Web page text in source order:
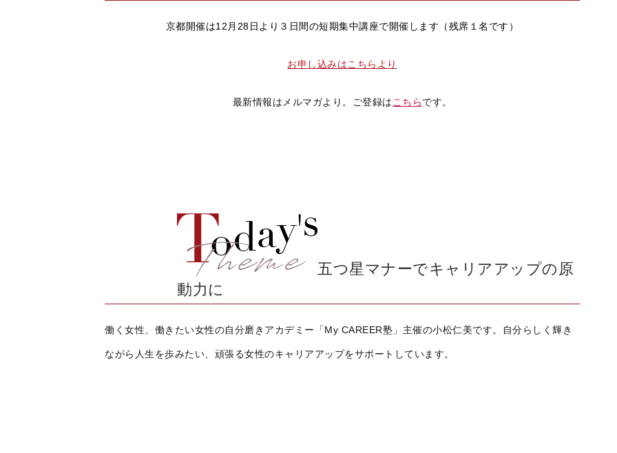
京都開催は12月28日より３日間の短期集中講座で開催します（残席１名です）
お申し込みはこちらより
最新情報はメルマガより。 ご登録はこちらです。
五つ星マナーでキャリアアップの原
動力に
働く女性、働きたい女性の自分磨きアカデミー「My CAREER塾」主催の小松仁美です。自分らしく輝き
ながら人生を歩みたい、頑張る女性のキャリアアップをサポートしています。